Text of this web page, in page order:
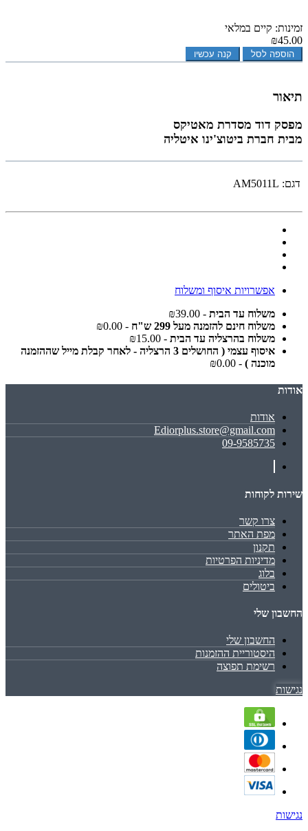
זמינות: קיים במלאי
₪45.00
הוספה לסל קנה עכשיו
תיאור
מפסק דוד מסדרת מאטיקס
מבית חברת ביטוצ'ינו איטליה
דגם: AM5011L
אפשרויות איסוף ומשלוח
משלוח עד הבית - ₪39.00
משלוח חינם להזמנה מעל 299 ש"ח
- ₪0.00
משלוח בהרצליה עד הבית - ₪15.00
איסוף עצמי ( החושלים 3 הרצליה - לאחר קבלת מייל שההזמנה
מוכנה ) - ₪0.00
אודות
אודות
Ediorplus.store@gmail.com
09-9585735
שירות לקוחות
צרו קשר
מפת האתר
תקנון
מדיניות הפרטיות
בלוג
ביטולים
החשבון שלי
החשבון שלי
היסטוריית ההזמנות
רשימת תפוצה
נגישות
נגישות